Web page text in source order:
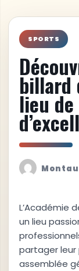
SPORTS
billard
lieu
L’Académie
un lieu
partager leur
assemblée